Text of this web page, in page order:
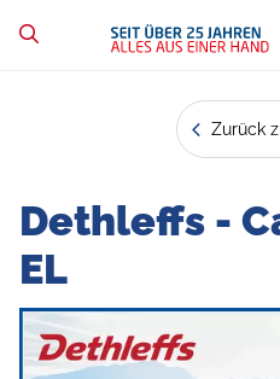
Zurück
Dethleffs -
EL